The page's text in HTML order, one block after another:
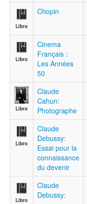
Iniciar sesión
Libro
Chopin
Libro
Cinema
Français :
Les Années
50
Libro
Claude
Cahun:
Photographe
Libro
Claude
Debussy:
Essai pour la
connaissance
du devenir
Libro
Claude
Debussy: